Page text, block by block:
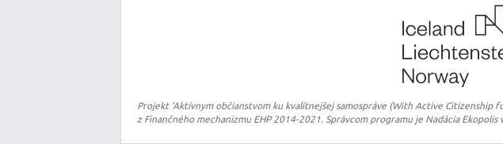
Projekt ‘Aktívnym občianstvom ku kvalitnejšej samospráve (With Active
z Finančného mechanizmu EHP 2014-2021. Správcom programu je Nadácia